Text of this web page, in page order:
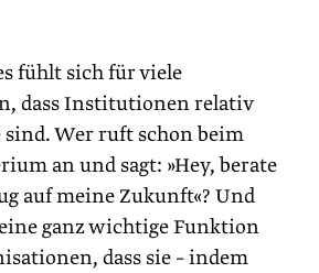
fühlt sich für viele
dass Institutionen relativ
Wer ruft schon beim
an und sagt: »Hey, berate
auf meine Zukunft«? Und
ganz wichtige Funktion
dass sie – indem